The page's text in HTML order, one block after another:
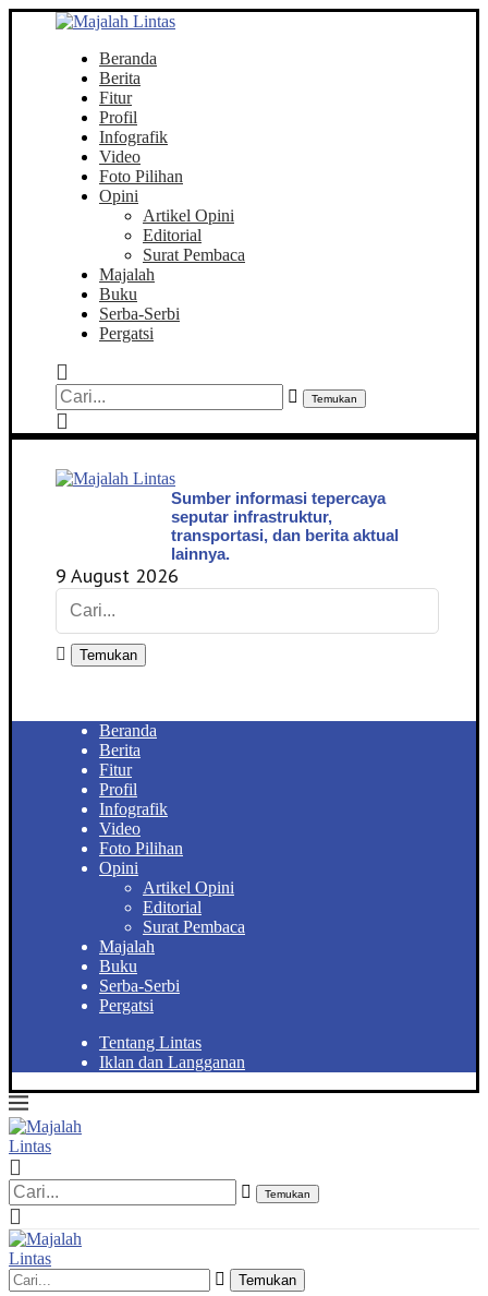
Beranda
Berita
Fitur
Profil
Infografik
Video
Foto Pilihan
Opini
Artikel Opini
Editorial
Surat Pembaca
Majalah
Buku
Serba-Serbi
Pergatsi
Temukan
Sumber informasi tepercaya
seputar infrastruktur,
transportasi, dan berita aktual
lainnya.
9 August 2026
Temukan
Beranda
Berita
Fitur
Profil
Infografik
Video
Foto Pilihan
Opini
Artikel Opini
Editorial
Surat Pembaca
Majalah
Buku
Serba-Serbi
Pergatsi
Tentang Lintas
Iklan dan Langganan
Temukan
Temukan